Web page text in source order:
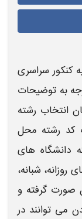
کنکور سراسری
به توضیحات
انتخاب رشته
کد رشته محل
دانشگاه های
شبانه،
صورت گرفته و
می توانند در